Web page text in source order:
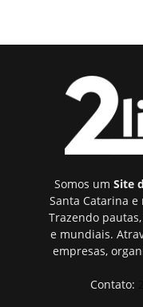
Somos um Site
Santa Catarina e
Trazendo
e mundiais.
empresas,
Contato: